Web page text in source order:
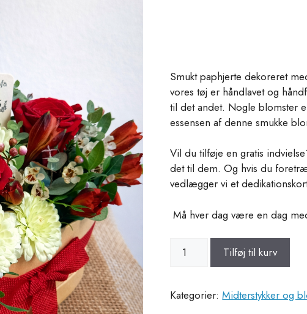
Smukt paphjerte dekoreret
vores tøj er håndlavet og
til det andet. Nogle blomster
essensen af denne smukke
Vil du tilføje en gratis
det til dem.Og hvis du
vedlægger vi et
Må hver dag være en dag
Corazón
"True
Love"
Tilføj til kurv
Kategorier:Midterstykker og